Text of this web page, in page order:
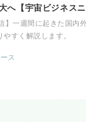
へ【宇宙ビジネスニ
】一週間に起きた国内
すく解説します。
ス